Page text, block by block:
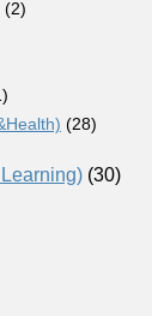
(2)
(28)
(30)